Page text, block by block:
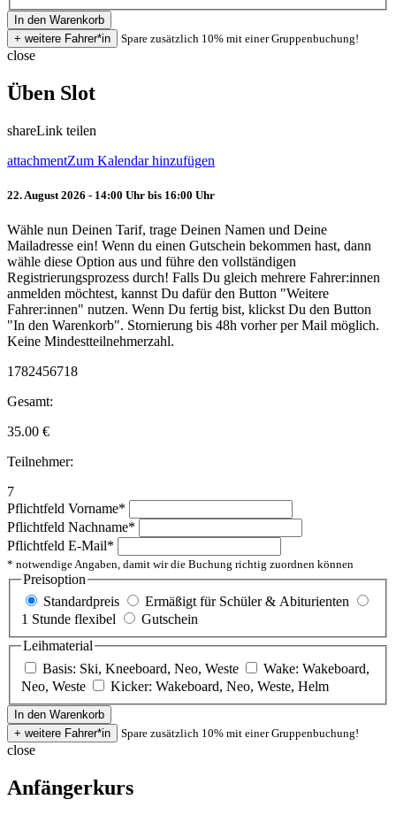
Spare zusätzlich 10% mit einer Gruppenbuchung!
close
Üben Slot
shareLink teilen
attachmentZum Kalendar hinzufügen
22. August 2026 - 14:00 Uhr bis 16:00 Uhr
Wähle nun Deinen Tarif, trage Deinen Namen und Deine
Mailadresse ein! Wenn du einen Gutschein bekommen hast, dann
wähle diese Option aus und führe den vollständigen
Registrierungsprozess durch! Falls Du gleich mehrere Fahrer:innen
anmelden möchtest, kannst Du dafür den Button "Weitere
Fahrer:innen" nutzen. Wenn Du fertig bist, klickst Du den Button
"In den Warenkorb". Stornierung bis 48h vorher per Mail möglich.
Keine Mindestteilnehmerzahl.
1782456718
Gesamt:
35.00 €
Teilnehmer:
7
Pflichtfeld Vorname*
Pflichtfeld Nachname*
Pflichtfeld E-Mail*
* notwendige Angaben, damit wir die Buchung richtig zuordnen können
Preisoption
Standardpreis
Ermäßigt für Schüler & Abiturienten
1 Stunde flexibel
Gutschein
Leihmaterial
Basis: Ski, Kneeboard, Neo, Weste
Wake: Wakeboard,
Neo, Weste
Kicker: Wakeboard, Neo, Weste, Helm
Spare zusätzlich 10% mit einer Gruppenbuchung!
close
Anfängerkurs